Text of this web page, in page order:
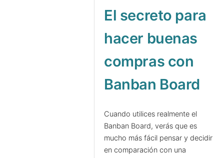
El secreto para
hacer buenas
compras con
Banban Board
Cuando utilices realmente el
Banban Board, verás que es
mucho más fácil pensar y decidir
en comparación con una